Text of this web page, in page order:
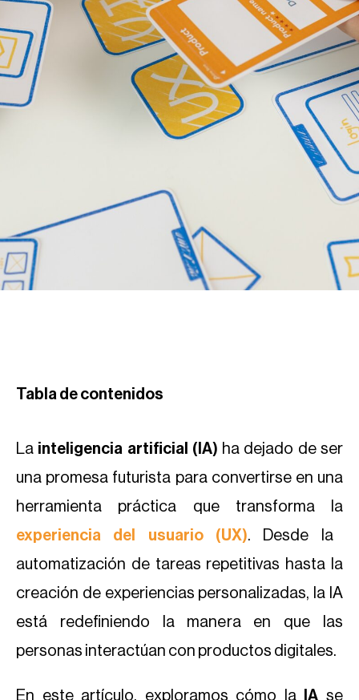
Tabla de contenidos
La inteligencia artificial (IA) ha dejado de ser
una promesa futurista para convertirse en una
herramienta práctica que transforma la
experiencia del usuario (UX). Desde la
automatización de tareas repetitivas hasta la
creación de experiencias personalizadas, la IA
está redefiniendo la manera en que las
personas interactúan con productos digitales.
En este artículo, exploramos cómo la IAse